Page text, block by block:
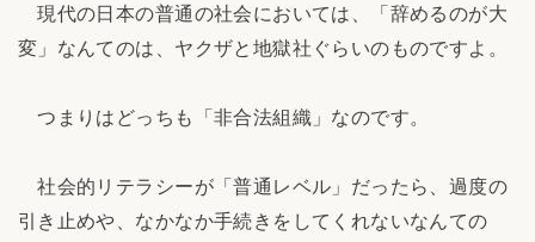
現代の日本の普通の社会においては、「辞めるのが大
変」なんてのは、ヤクザと地獄社ぐらいのものですよ。
つまりはどっちも「非合法組織」なのです。
社会的リテラシーが「普通レベル」だったら、過度の
引き止めや、なかなか手続きをしてくれないなんての